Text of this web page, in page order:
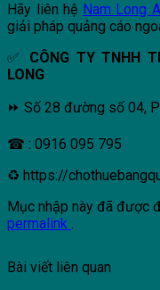
Hãy liên hệ Nam Long
giải pháp quảng cáo
✅
CÔNG TY TNHH
LONG
⏩ Số 28 đường số 04,
☎ : 0916 095 795
♻ https://
Mục nhập này đã được
permalink .
Bài viết liên quan